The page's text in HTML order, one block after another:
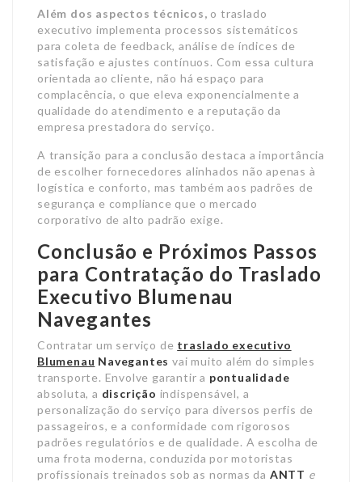
Além dos aspectos técnicos, o traslado
executivo implementa processos sistemáticos
para coleta de feedback, análise de índices de
satisfação e ajustes contínuos. Com essa cultura
orientada ao cliente, não há espaço para
complacência, o que eleva exponencialmente a
qualidade do atendimento e a reputação da
empresa prestadora do serviço.
A transição para a conclusão destaca a importância
de escolher fornecedores alinhados não apenas à
logística e conforto, mas também aos padrões de
segurança e compliance que o mercado
corporativo de alto padrão exige.
Conclusão e Próximos Passos
para Contratação do Traslado
Executivo Blumenau
Navegantes
Contratar um serviço de traslado executivo
Blumenau Navegantes vai muito além do simples
transporte. Envolve garantir a pontualidade
absoluta, a discrição indispensável, a
personalização do serviço para diversos perfis de
passageiros, e a conformidade com rigorosos
padrões regulatórios e de qualidade. A escolha de
uma frota moderna, conduzida por motoristas
profissionais treinados sob as normas da ANTT e